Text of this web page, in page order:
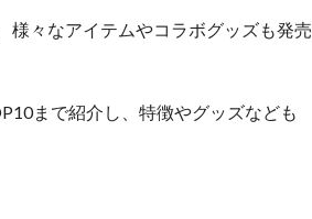
様々なアイテムやコラボグッズも発売
まで紹介し、特徴やグッズなども